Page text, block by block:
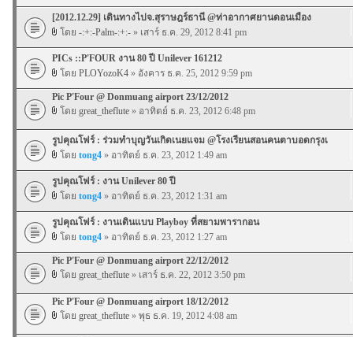
[2012.12.29] เดินทางไปจ.สุราษฎร์ธานี @ท่าอากาศยานดอนเมือง
โดย -:+:-Palm-:+:- » เสาร์ ธ.ค. 29, 2012 8:41 pm
PICs ::P'FOUR งาน 80 ปี Unilever 161212
โดย PLOYozoK4 » อังคาร ธ.ค. 25, 2012 9:59 pm
Pic P'Four @ Donmuang airport 23/12/2012
โดย great_theflute » อาทิตย์ ธ.ค. 23, 2012 6:48 pm
รูปคุณโฟร์ : ร่วมทำบุญวันเกิดเนยแจม @โรงเรียนสอนคนตาบอดกรุงเ
โดย tong4 » อาทิตย์ ธ.ค. 23, 2012 1:49 am
รูปคุณโฟร์ : งาน Unilever 80 ปี
โดย tong4 » อาทิตย์ ธ.ค. 23, 2012 1:31 am
รูปคุณโฟร์ : งานเดินแบบ Playboy ที่สยามพารากอน
โดย tong4 » อาทิตย์ ธ.ค. 23, 2012 1:27 am
Pic P'Four @ Donmuang airport 22/12/2012
โดย great_theflute » เสาร์ ธ.ค. 22, 2012 3:50 pm
Pic P'Four @ Donmuang airport 18/12/2012
โดย great_theflute » พุธ ธ.ค. 19, 2012 4:08 am